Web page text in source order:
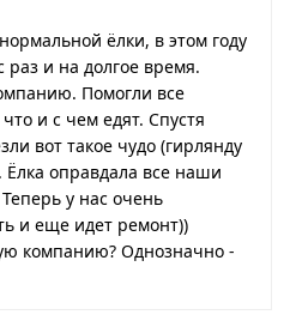
ёлки, в этом году
раз и на долгое время.
Помогли все
и с чем едят. Спустя
вот такое чудо (гирлянду
оправдала все наши
у нас очень
и еще идет ремонт))
компанию? Однозначно -